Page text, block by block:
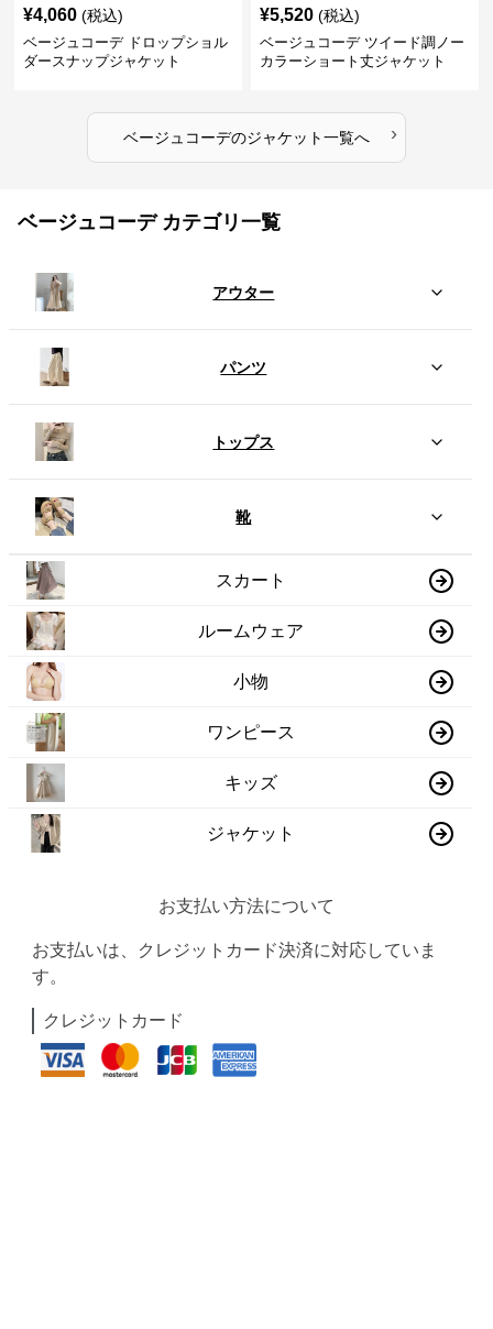
¥4,060 (税込)
ベージュコーデ ドロップショル
ダースナップジャケット
¥5,520 (税込)
ベージュコーデ ツイード調ノー
カラーショート丈ジャケット
ベージュコーデのジャケット一覧へ ›
ベージュコーデ カテゴリ一覧
アウター
パンツ
トップス
靴
スカート
ルームウェア
小物
ワンピース
キッズ
ジャケット
お支払い方法について
お支払いは、クレジットカード決済に対応していま
す。
クレジットカード